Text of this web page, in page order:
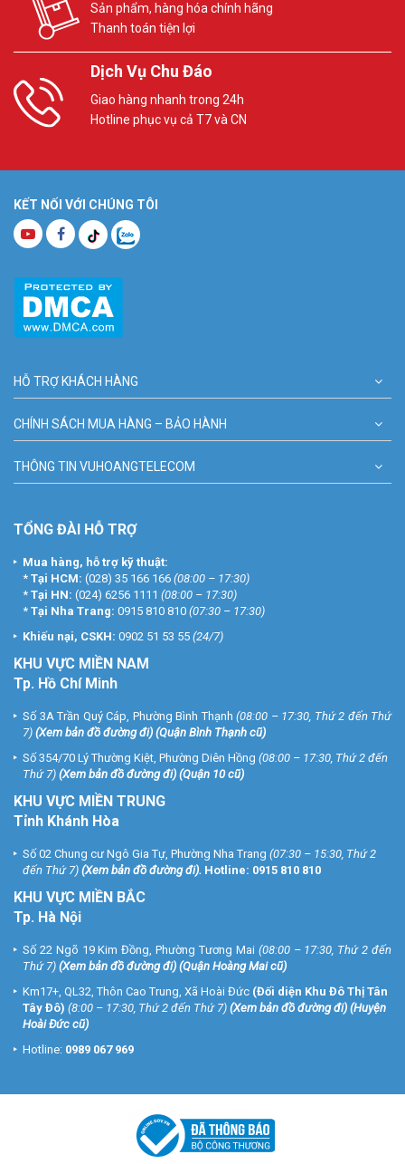
Sản phẩm, hàng hóa chính hãng
Thanh toán tiện lợi
Dịch Vụ Chu Đáo
Giao hàng nhanh trong 24h
Hotline phục vụ cả T7 và CN
KẾT NỐI VỚI CHÚNG TÔI
HỖ TRỢ KHÁCH HÀNG
CHÍNH SÁCH MUA HÀNG – BẢO HÀNH
THÔNG TIN VUHOANGTELECOM
TỔNG ĐÀI HỖ TRỢ
Mua hàng, hỗ trợ kỹ thuật:
* Tại HCM: (028) 35 166 166 (08:00 – 17:30)
* Tại HN: (024) 6256 1111 (08:00 – 17:30)
* Tại Nha Trang: 0915 810 810 (07:30 – 17:30)
Khiếu nại, CSKH: 0902 51 53 55 (24/7)
KHU VỰC MIỀN NAM
Tp. Hồ Chí Minh
Số 3A Trần Quý Cáp, Phường Bình Thạnh (08:00 – 17:30, Thứ 2 đến Thứ
7) (Xem bản đồ đường đi) (Quận Bình Thạnh cũ)
Số 354/70 Lý Thường Kiệt, Phường Diên Hồng (08:00 – 17:30, Thứ 2 đến
Thứ 7) (Xem bản đồ đường đi) (Quận 10 cũ)
KHU VỰC MIỀN TRUNG
Tỉnh Khánh Hòa
Số 02 Chung cư Ngô Gia Tự, Phường Nha Trang (07:30 – 15:30, Thứ 2
đến Thứ 7) (Xem bản đồ đường đi). Hotline: 0915 810 810
KHU VỰC MIỀN BẮC
Tp. Hà Nội
Số 22 Ngõ 19 Kim Đồng, Phường Tương Mai (08:00 – 17:30, Thứ 2 đến
Thứ 7) (Xem bản đồ đường đi) (Quận Hoàng Mai cũ)
Km17+, QL32, Thôn Cao Trung, Xã Hoài Đức (Đối diện Khu Đô Thị Tân
Tây Đô) (8:00 – 17:30, Thứ 2 đến Thứ 7) (Xem bản đồ đường đi) (Huyện
Hoài Đức cũ)
Hotline: 0989 067 969